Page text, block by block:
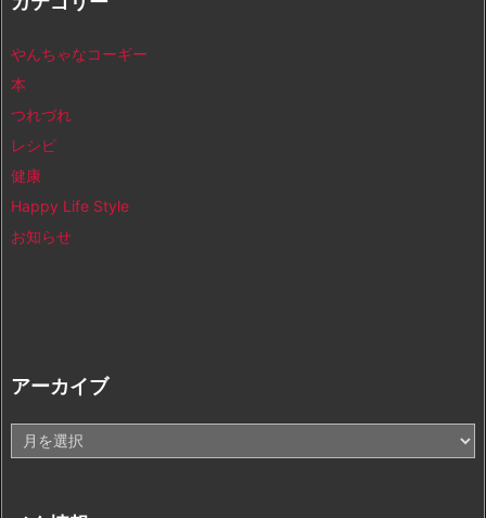
やんちゃなコーギー
本
つれづれ
レシピ
健康
Happy Life Style
お知らせ
アーカイブ
ー